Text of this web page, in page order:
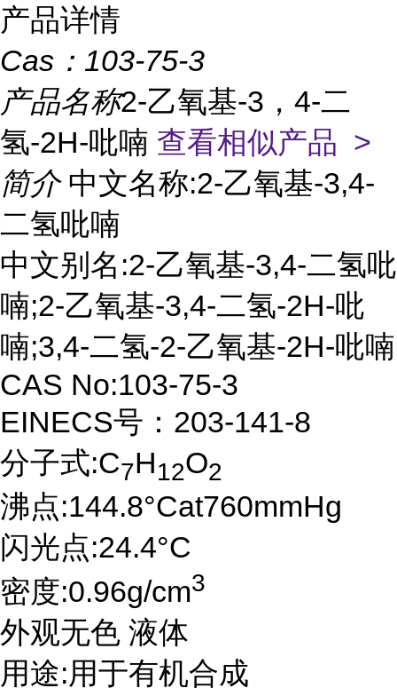
产品详情
Cas： 103-75-3
产品名称2-乙氧基-3，4-二
氢-2H-吡喃 查看相似产品 >
简介 中文名称:2-乙氧基-3,4-
二氢吡喃
中文别名:2-乙氧基-3,4-二氢吡
喃;2-乙氧基-3,4-二氢-2H-吡
喃;3,4-二氢-2-乙氧基-2H-吡喃
CAS No:103-75-3
EINECS号：203-141-8
分子式:C7H12O2
沸点:144.8°Cat760mmHg
闪光点:24.4°C
密度:0.96g/cm3
外观无色 液体
用途:用于有机合成